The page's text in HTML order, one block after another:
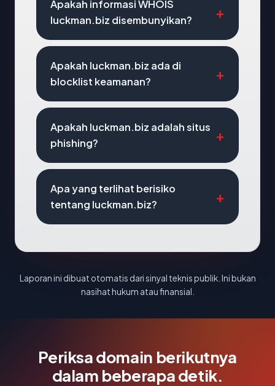
Apakah informasi WHOIS
luckman.biz disembunyikan?
Apakah luckman.biz ada di
blocklist keamanan?
Apakah luckman.biz adalah situs
phishing?
Apa yang terlihat berisiko
tentang luckman.biz?
Laporan ini dibuat otomatis dari sinyal teknis publik. Ini bukan
nasihat hukum atau finansial.
Periksa domain berikutnya
dalam beberapa detik.